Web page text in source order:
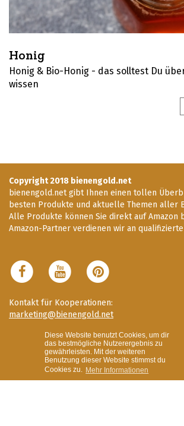
Diese Website benutzt Cookies, um dir
das bestmögliche Nutzerergebnis zu
gewährleisten. Mit der weiteren
Benutzung dieser Website stimmst du
Cookies zu. Mehr Informationen
Honig
Honig & Bio-Honig - das solltest Du
wissen
Copyright 2018 bienengold.net
bienengold.net gibt Ihnen einen tollen
besten Produkte und aktuelle Themen aller
Alle Produkte können Sie direkt auf Amazon
Amazon-Partner verdienen wir an
Kontakt für Kooperationen:
marketing@bienengold.net
Impressum
Datenschutzerklärung & Benutzungsrichtlinien
Bilder Credits